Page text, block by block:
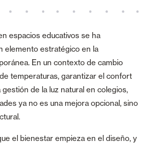
espacios educativos se ha
elemento estratégico en la
En un contexto de cambio
temperaturas, garantizar el confort
de la luz natural en colegios,
ya no es una mejora opcional, sino
el bienestar empieza en el diseño, y